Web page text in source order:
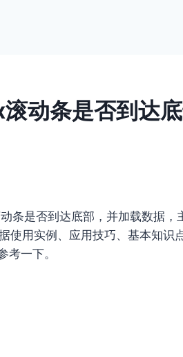
动条是否到达
条是否到达底部，并加载数据，
使用实例、应用技巧、基本知识
考一下。